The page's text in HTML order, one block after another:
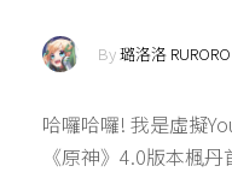
By璐洛洛 RURORO
哈囉哈囉! 我是虛擬
《原神》4.0版本楓